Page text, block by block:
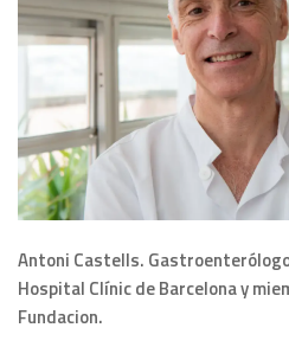
Antoni Castells.
Hospital Clínic de Barcelona y
Fundacion.